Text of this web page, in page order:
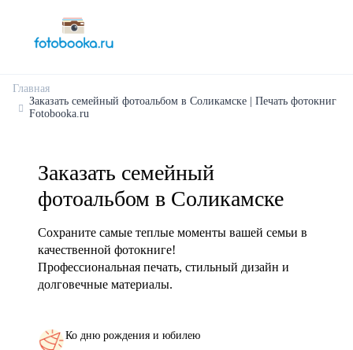
Главная
Заказать семейный фотоальбом в Соликамске | Печать фотокниг
Fotobooka.ru
Заказать семейный
фотоальбом в Соликамске
Сохраните самые теплые моменты вашей семьи в
качественной фотокниге!
Профессиональная печать, стильный дизайн и
долговечные материалы.
Ко дню рождения и юбилею